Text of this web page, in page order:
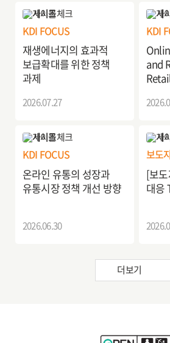
KDI FOCUS
재생에너지의 효과적
보급확대를 위한 정책
과제
2026.07.27
KDI
and
KDI FOCUS
온라인 유통의 성장과
유통시장 정책 개선 방향
2026.06.30
보도
[보
대응
더보기